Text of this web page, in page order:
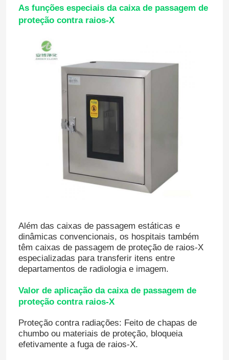
Painéis de sanduíche da parede
chuveiro de ar de aço inoxidável
Caixa de passagem de aço inoxidável
Unidade de filtro do ventilador
Dissipador de aço inoxidável médico
Armário médico de aço inoxidável
As funções especiais da caixa de passagem de
proteção contra raios-X
Além das caixas de passagem estáticas e
dinâmicas convencionais, os hospitais também
têm caixas de passagem de proteção de raios-X
especializadas para transferir itens entre
departamentos de radiologia e imagem.
Valor de aplicação da caixa de passagem de
proteção contra raios-X
Proteção contra radiações: Feito de chapas de
chumbo ou materiais de proteção, bloqueia
efetivamente a fuga de raios-X.